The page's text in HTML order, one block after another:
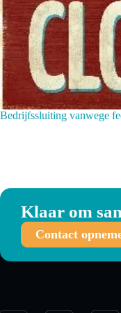
Bedrijfssluiting vanwege
Klaar om
Contact